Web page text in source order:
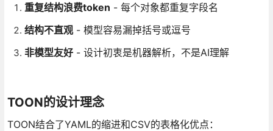
重复结构浪费token - 每个对象都重复字段名
结构不直观- 模型容易漏掉括号或逗号
非模型友好- 设计初衷是机器解析，不是AI理解
TOON的设计理念
TOON结合了YAML的缩进和CSV的表格化优点：